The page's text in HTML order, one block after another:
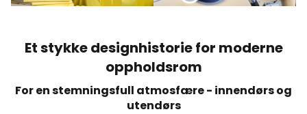
Et stykke designhistorie for moderne
oppholdsrom
For en stemningsfull atmosfære - innendørs og
utendørs